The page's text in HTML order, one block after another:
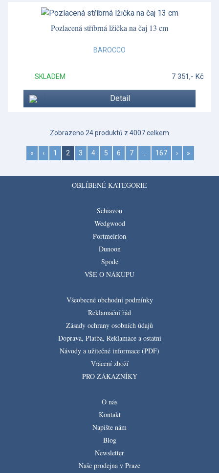
Pozlacená stříbrná lžička na čaj 13 cm
BAROCCO
SKLADEM 7 351,- Kč
Detail
Zobrazeno 24 produktů z 4007 celkem
« ‹ 1 2 3 4 5 6 7 167 › »
OBLÍBENÉ KATEGORIE
Schiavon
Wedgwood
Portmeirion
Dunoon
Spode
VŠE O NÁKUPU
Všeobecné obchodní podmínky
Reklamační řád
Zásady ochrany osobních údajů
Doprava, Platba, Reklamace a ostatní
Návody a užitečné informace (PDF)
Vrácení zboží
PRO ZÁKAZNÍKY
O nás
Kontakt
Napište nám
Blog
Newsletter
Naše prodejna v Praze